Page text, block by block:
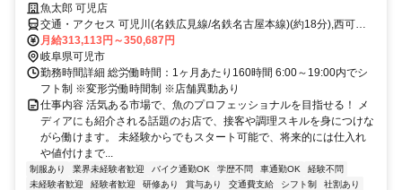
魚太郎 可児店
交通・アクセス 可児川(名鉄広見線/名鉄名古屋本線)(約18分),西可児
(名鉄広見線/名鉄名古屋本線)(約31分),日本ライン今渡(名鉄広見線)新
可児・御嵩方面出入口(約45分)
月給313,113円～350,687円
岐阜県可児市
勤務時間詳細 総労働時間：1ヶ月あたり160時間 6:00～19:00内でシ
フト制 ※変形労働時間制 ※店舗異動あり
仕事内容 活気ある市場で、魚のプロフェッショナルを目指せる！ メ
ディアにも紹介される話題のお店で、接客や調理スキルを身につけな
がら働けます。 未経験からでもスタート可能で、将来的には仕入れ
や値付けまで...
制服あり 業界未経験者歓迎 バイク通勤OK 学歴不問 車通勤OK
経験不問
未経験者歓迎
経験者歓迎 研修あり 賞与あり 交通費支給 シフト制 社割あり